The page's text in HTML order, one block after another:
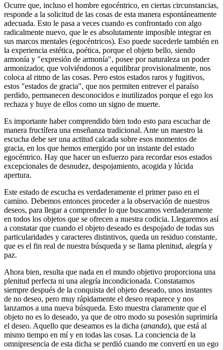
Ocurre que, incluso el hombre egocéntrico, en ciertas circunstancias,
responde a la solicitud de las cosas de esta manera espontáneamente
adecuada. Esto le pasa a veces cuando es confrontado con algo
radicalmente nuevo, que le es absolutamente imposible integrar en
sus marcos mentales (egocéntricos). Eso puede sucederle también en
la experiencia estética, poética, porque el objeto bello, siendo
armonía y "expresión de armonía", posee por naturaleza un poder
armonizador, que volviéndonos a equilibrar provisionalmente, nos
coloca al ritmo de las cosas. Pero estos estados raros y fugitivos,
estos "estados de gracia", que nos permiten entrever el paraíso
perdido, permanecen desconocidos e inutilizados porque el ego los
rechaza y huye de ellos como un signo de muerte.
Es importante haber comprendido bien todo esto para escuchar de
manera fructífera una enseñanza tradicional. Ante un maestro la
escucha debe ser una actitud calcada sobre esos momentos de
gracia, en los que hemos emergido por un instante del estado
egocéntrico. Hay que hacer un esfuerzo para recordar esos estados
excepcionales de desnudez, despojamiento, acogida y lúcida
apertura.
Este estado de escucha es verdaderamente el primer paso en el
camino. Debemos entonces proceder a la observación de nuestros
deseos, para llegar a comprender lo que buscamos verdaderamente
en todos los objetos que se ofrecen a nuestra codicia. Llegaremos así
a constatar que cuando el objeto deseado es despojado de todas sus
particularidades y caracteres distintivos, queda un residuo constante,
que es el fin real de nuestra búsqueda y se llama plenitud, alegría y
paz.
Ahora bien, resulta que nada en el mundo objetivo proporciona una
plenitud perfecta ni una alegría incondicionada. Constatamos
siempre después de la conquista del objeto deseado, unos instantes
de no deseo, pero muy rápidamente el deseo reaparece y nos
lanzamos a una nueva búsqueda. Esto muestra claramente que el
objeto no es lo deseado, ya que de otro modo su posesión suprimiría
el deseo. Aquello que deseamos es la dicha (ananda), que está al
mismo tiempo en mí y en todas las cosas. La conciencia de la
omnipresencia de esta dicha se perdió cuando me convertí en un ego